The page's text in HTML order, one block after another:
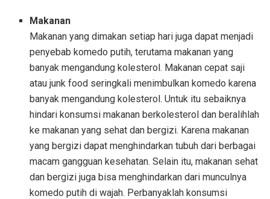
Makanan
Makanan yang dimakan setiap hari juga dapat menjadi
penyebab komedo putih, terutama makanan yang
banyak mengandung kolesterol. Makanan cepat saji
atau junk food seringkali menimbulkan komedo karena
banyak mengandung kolesterol. Untuk itu sebaiknya
hindari konsumsi makanan berkolesterol dan beralihlah
ke makanan yang sehat dan bergizi. Karena makanan
yang bergizi dapat menghindarkan tubuh dari berbagai
macam gangguan kesehatan. Selain itu, makanan sehat
dan bergizi juga bisa menghindarkan dari munculnya
komedo putih di wajah. Perbanyaklah konsumsi